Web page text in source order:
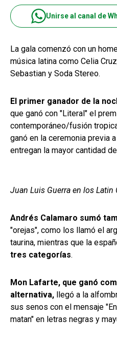
Unirse al canal de
La gala comenzó con un
música latina como Celia
Sebastian y Soda Stereo.
El primer ganador de la
que ganó con "Literal" el
contemporáneo/fusión
ganó en la ceremonia previa
entregan la mayor cantidad
Juan Luis Guerra en los Latin
Andrés Calamaro sumó
"orejas", como los llamó el
taurina, mientras que la
tres categorías.
Mon Lafarte, que ganó
alternativa, llegó a la
sus senos con el mensaje
matan" en letras negras y